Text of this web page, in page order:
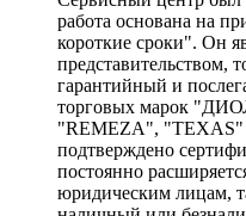
работа основана на
короткие сроки". Он
представительством,
гарантийный и
торговых марок
"REMEZA", "TEXAS"
подтверждено
постоянно
юридическим лицам,